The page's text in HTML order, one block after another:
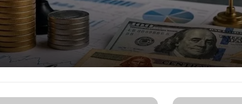
بنهاية يوليو
رسالة قوة من الاقتصاد المصري.. صافي الاحتياطي الأجنبي يسجل قفزة تاريخية ويصل إلى 56.29 مليار دولار بنهاية يوليو